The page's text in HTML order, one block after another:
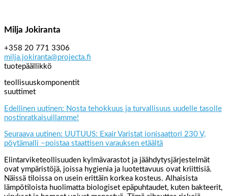
Milja Jokiranta
+358 20 771 3306
milja.jokiranta@projecta.fi
tuotepäällikkö
teollisuuskomponentit
suuttimet
Edellinen uutinen: Nosta tehokkuus ja turvallisuus uudelle tasolle
nostinratkaisuillamme!
Seuraava uutinen: UUTUUS: Exair Varistat ionisaattori 230 V,
pöytämalli −poistaa staattisen varauksen etäältä
Elintarviketeollisuuden kylmävarastot ja jäähdytysjärjestelmät
ovat ympäristöjä, joissa hygienia ja luotettavuus ovat kriittisiä.
Näissä tiloissa on usein erittäin korkea kosteus. Alhaisista
lämpötiloista huolimatta biologiset epäpuhtaudet, kuten bakteerit,